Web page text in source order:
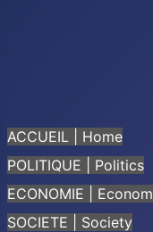
ACCUEIL | Home
POLITIQUE | Politics
ECONOMIE |
SOCIETE | Society